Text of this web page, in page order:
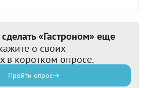
«Гастроном» еще
о своих
в коротком опросе.
Пройти опрос